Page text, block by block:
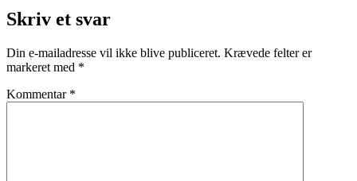
Skriv et svar
Din e-mailadresse vil ikke blive publiceret. Krævede felter er
markeret med *
Kommentar *